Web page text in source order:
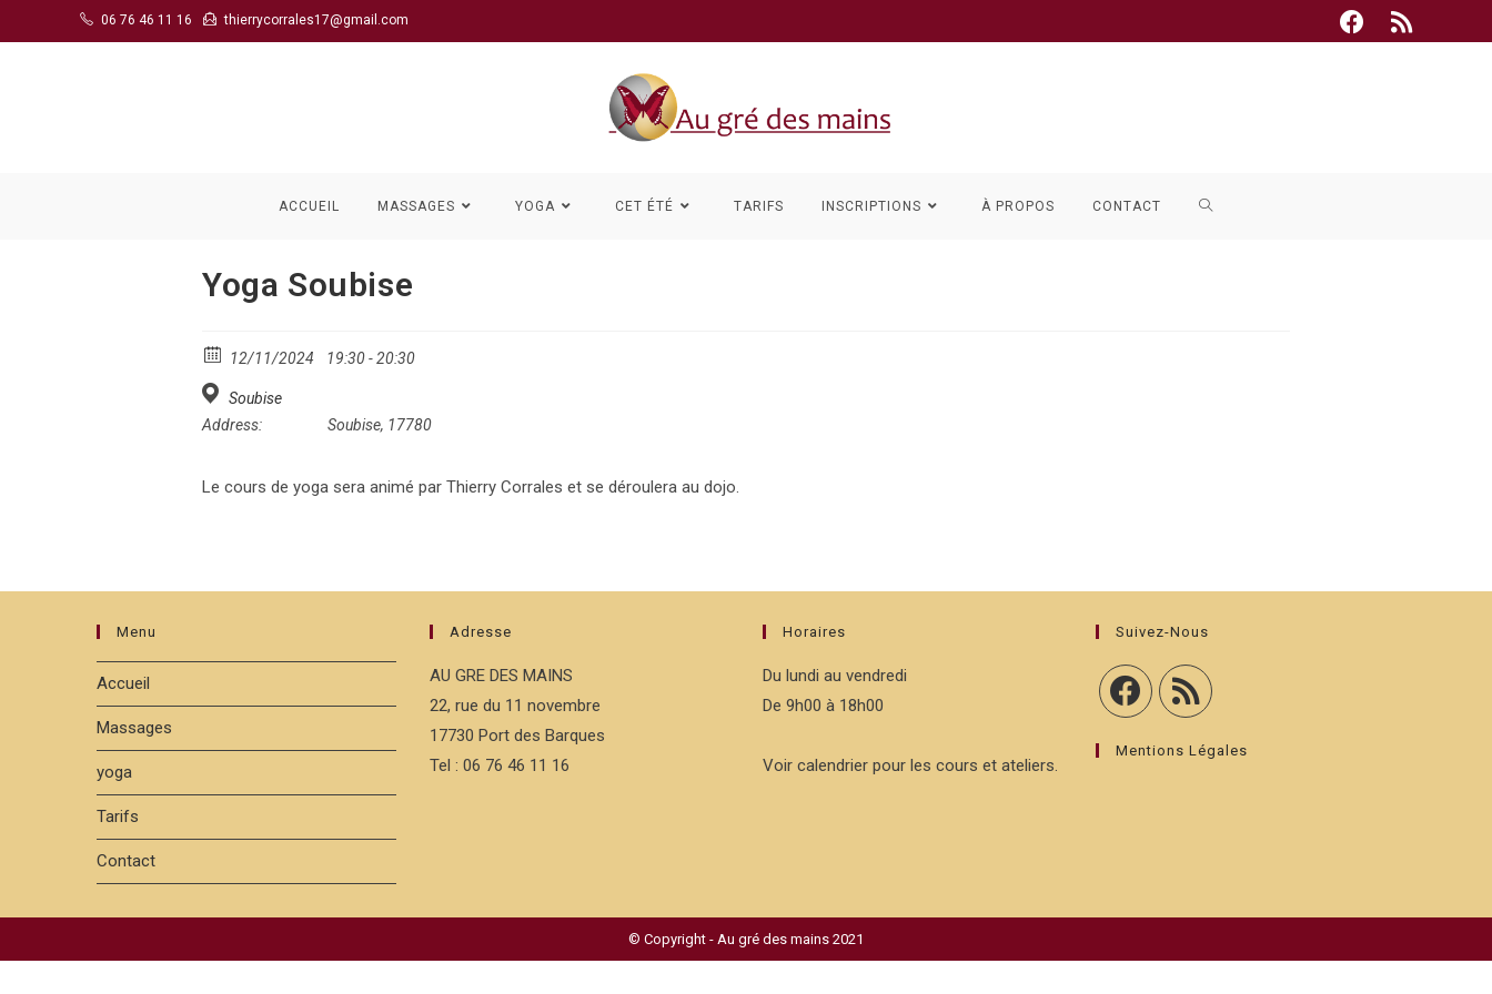
to
06 76 46 11 16 thierrycorrales17@gmail.com
ACCUEIL MASSAGES YOGA CET ÉTÉ TARIFS INSCRIPTIONS À PROPOS CONTACT TOGGLE
Yoga Soubise
12/11/2024 19:30 - 20:30
Soubise
Address:
Soubise, 17780
Le cours de yoga sera animé par Thierry Corrales et se déroulera au dojo.
Menu
Accueil
Massages
yoga
Tarifs
Contact
Adresse
AU GRE DES MAINS
22, rue du 11 novembre
17730 Port des Barques
Tel : 06 76 46 11 16
Horaires
Du lundi au vendredi
De 9h00 à 18h00
Voir calendrier pour les cours et ateliers.
Suivez-Nous
Mentions Légales
© Copyright - Au gré des mains 2021